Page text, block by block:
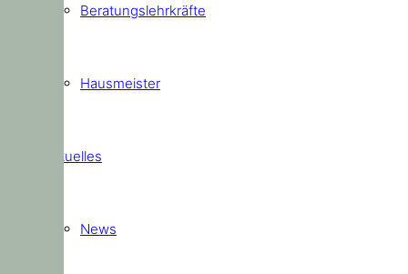
Beratungslehrkräfte
Hausmeister
Aktuelles
News